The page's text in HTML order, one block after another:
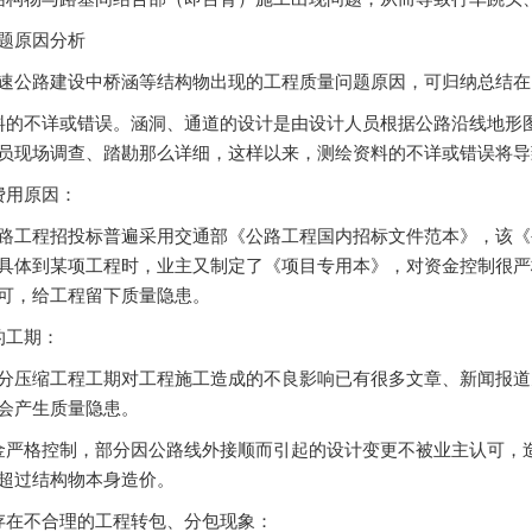
原因分析
公路建设中桥涵等结构物出现的工程质量问题原因，可归纳总结
的不详或错误。涵洞、通道的设计是由设计人员根据公路沿线地
现场调查、踏勘那么详细，这样以来，测绘资料的不详或错误将
原因：
工程招投标普遍采用交通部《公路工程国内招标文件范本》，该
体到某项工程时，业主又制定了《项目专用本》，对资金控制很
，给工程留下质量隐患。
期：
压缩工程工期对工程施工造成的不良影响已有很多文章、新闻报
产生质量隐患。
严格控制，部分因公路线外接顺而引起的设计变更不被业主认可
过结构物本身造价。
不合理的工程转包、分包现象：